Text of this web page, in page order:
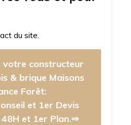
du site.
votre constructeur
& brique Maisons
Forêt:
et 1er Devis
et 1er Plan.⇒